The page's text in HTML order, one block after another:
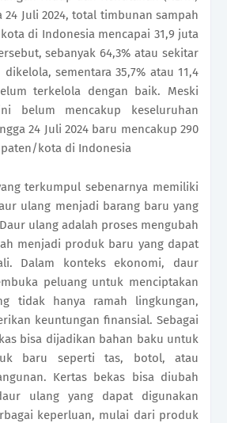
24 Juli 2024, total timbunan sampah
di Indonesia mencapai 31,9 juta
sebanyak 64,3% atau sekitar
sementara 35,7% atau 11,4
terkelola dengan baik. Meski
belum mencakup keseluruhan
24 Juli 2024 baru mencakup 290
kota di Indonesia
terkumpul sebenarnya memiliki
ulang menjadi barang baru yang
ulang adalah proses mengubah
menjadi produk baru yang dapat
Dalam konteks ekonomi, daur
peluang untuk menciptakan
tidak hanya ramah lingkungan,
keuntungan finansial. Sebagai
bisa dijadikan bahan baku untuk
baru seperti tas, botol, atau
Kertas bekas bisa diubah
ulang yang dapat digunakan
keperluan, mulai dari produk